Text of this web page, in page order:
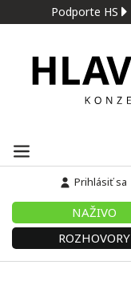
Podporte HS
Prihlásiť sa
NAŽIVO
ROZHOVORY